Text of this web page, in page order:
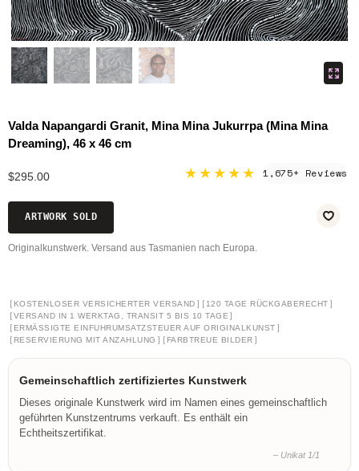
Valda Napangardi Granit, Mina Mina Jukurrpa (Mina Mina
Dreaming), 46 x 46 cm
$295.00 ★★★★★ 1,675+ Reviews
ARTWORK SOLD
Originalkunstwerk. Versand aus Tasmanien nach Europa.
[ KOSTENLOSER VERSICHERTER VERSAND ] [ 120 TAGE RÜCKGABERECHT ]
[VERSAND IN 1 WERKTAG, TRANSIT 5 BIS 10 TAGE ]
[ ERMÄSSIGTE EINFUHRUMSATZSTEUER AUF ORIGINALKUNST
]
[ RESERVIERUNG MIT ANZAHLUNG ] [ FARBTREUE BILDER ]
Gemeinschaftlich zertifiziertes Kunstwerk
Dieses originale Kunstwerk wird im Namen eines gemeinschaftlich
geführten Kunstzentrums verkauft. Es enthält ein
Echtheitszertifikat.
– Unikat 1/1